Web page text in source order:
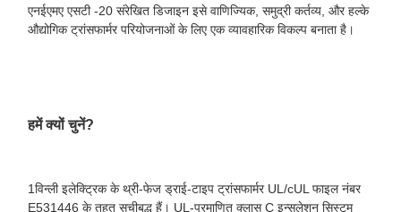
एनईएमए एसटी -20 संरेखित डिजाइन इसे वाणिज्यिक, समुद्री कर्तव्य, और हल्के
औद्योगिक ट्रांसफार्मर परियोजनाओं के लिए एक व्यावहारिक विकल्प बनाता है।
हमें क्यों चुनें?
1विन्ली इलेक्ट्रिक के थ्री-फेज ड्राई-टाइप ट्रांसफार्मर UL/cUL फाइल नंबर
E531446 के तहत सूचीबद्ध हैं। UL-प्रमाणित क्लास C इन्सुलेशन सिस्टम